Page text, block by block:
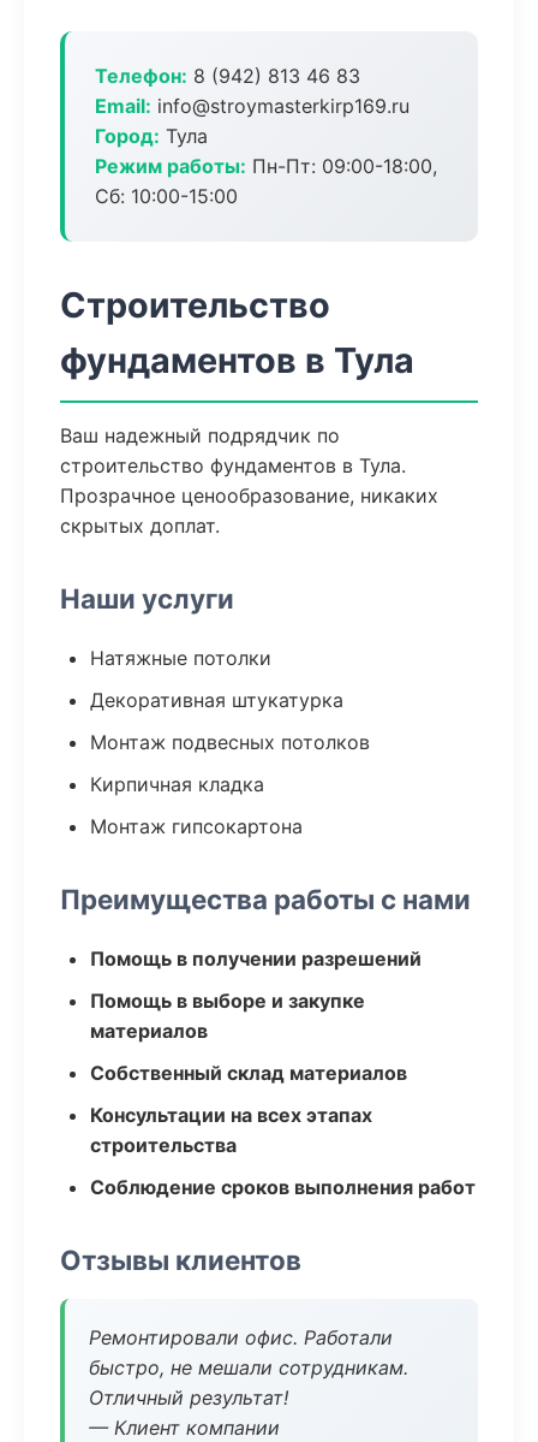
Телефон: 8 (942) 813 46 83
Email: info@stroymasterkirp169.ru
Город: Тула
Режим работы: Пн-Пт: 09:00-18:00,
Сб: 10:00-15:00
Строительство
фундаментов в Тула
Ваш надежный подрядчик по
строительство фундаментов в Тула.
Прозрачное ценообразование, никаких
скрытых доплат.
Наши услуги
Натяжные потолки
Декоративная штукатурка
Монтаж подвесных потолков
Кирпичная кладка
Монтаж гипсокартона
Преимущества работы с нами
Помощь в получении разрешений
Помощь в выборе и закупке
материалов
Собственный склад материалов
Консультации на всех этапах
строительства
Соблюдение сроков выполнения работ
Отзывы клиентов
Ремонтировали офис. Работали
быстро, не мешали сотрудникам.
Отличный результат!
— Клиент компании